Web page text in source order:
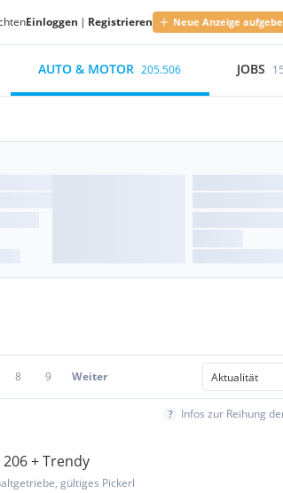
Einloggen | Registrieren Neue Anzeige
AUTO & MOTOR 205.506 JOBS
8 9 Weiter
Infos zur Reihung
+ Trendy
gültiges Pickerl